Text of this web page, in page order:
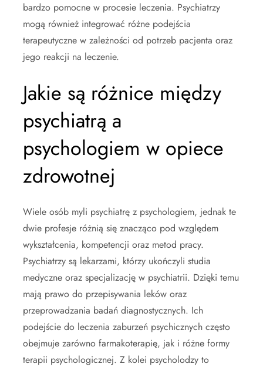
bardzo pomocne w procesie leczenia. Psychiatrzy
mogą również integrować różne podejścia
terapeutyczne w zależności od potrzeb pacjenta oraz
jego reakcji na leczenie.
Jakie są różnice między
psychiatrą a
psychologiem w opiece
zdrowotnej
Wiele osób myli psychiatrę z psychologiem, jednak te
dwie profesje różnią się znacząco pod względem
wykształcenia, kompetencji oraz metod pracy.
Psychiatrzy są lekarzami, którzy ukończyli studia
medyczne oraz specjalizację w psychiatrii. Dzięki temu
mają prawo do przepisywania leków oraz
przeprowadzania badań diagnostycznych. Ich
podejście do leczenia zaburzeń psychicznych często
obejmuje zarówno farmakoterapię, jak i różne formy
terapii psychologicznej. Z kolei psycholodzy to